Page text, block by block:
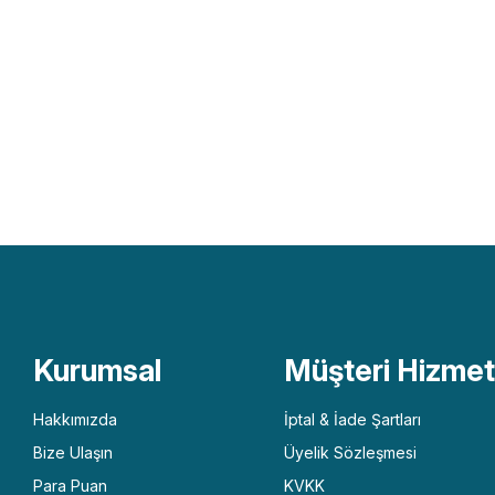
Kurumsal
Hakkımızda
Bize Ulaşın
Para Puan
Müşteri
İptal & İade Şartları
Üyelik Sözleşmesi
KVKK